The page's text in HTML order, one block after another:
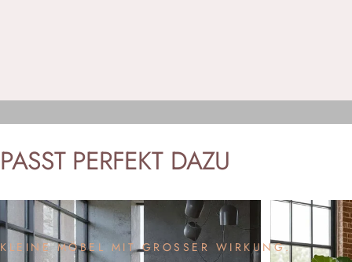
KLEINE MÖBEL MIT GROSSER WIRKUNG.
PASST PERFEKT DAZU